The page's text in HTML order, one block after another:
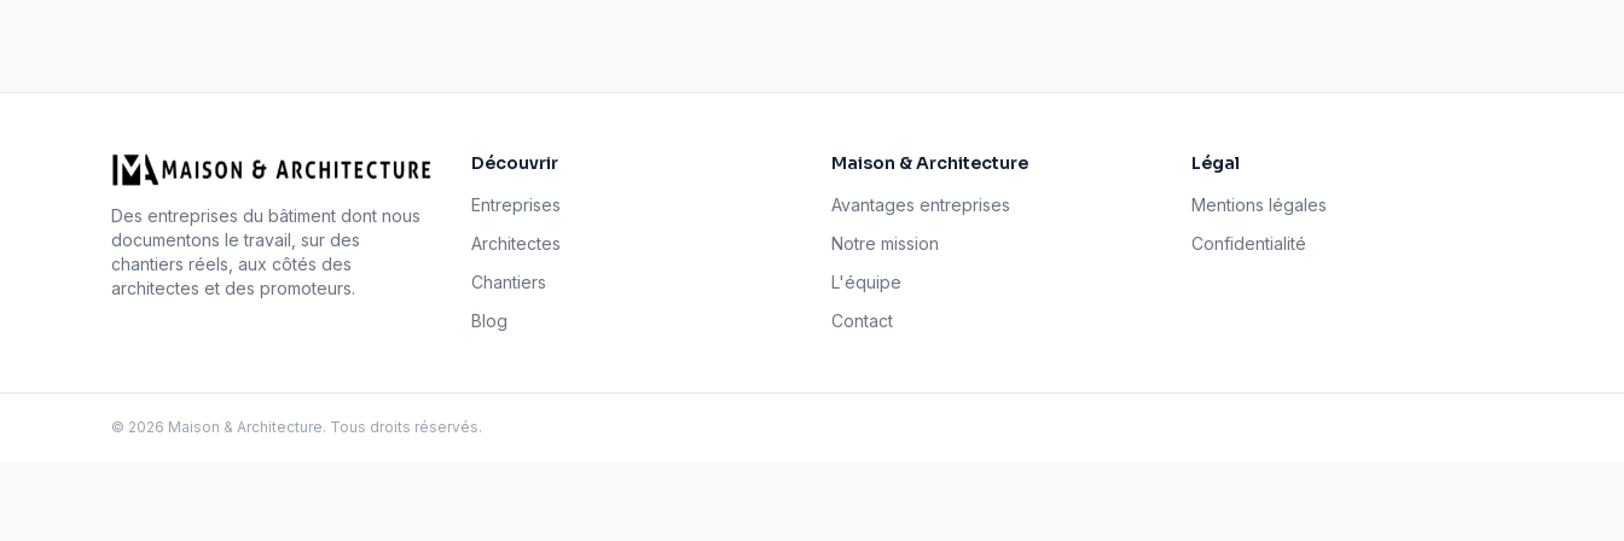
Des entreprises du bâtiment dont nous
documentons le travail, sur des
chantiers réels, aux côtés des
architectes et des promoteurs.
Découvrir
Entreprises
Architectes
Chantiers
Blog
Maison & Architecture
Avantages entreprises
Notre mission
L'équipe
Contact
Légal
Mentions légales
Confidentialité
© 2026 Maison & Architecture. Tous droits réservés.